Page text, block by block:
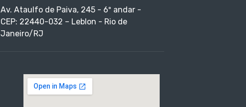
Av. Ataulfo de Paiva, 245 - 6º andar -
CEP: 22440-032 – Leblon - Rio de
Janeiro/RJ